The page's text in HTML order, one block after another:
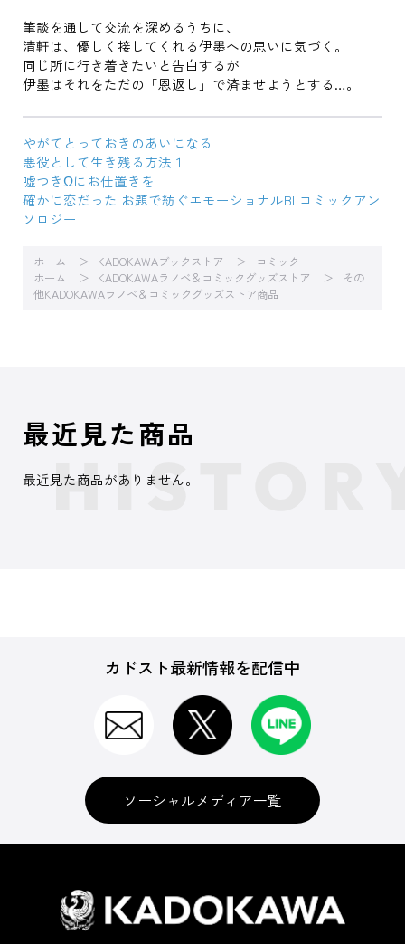
筆談を通して交流を深めるうちに、
清軒は、優しく接してくれる伊墨への思いに気づく。
同じ所に行き着きたいと告白するが
伊墨はそれをただの「恩返し」で済ませようとする…。
やがてとっておきのあいになる
悪役として生き残る方法１
嘘つきΩにお仕置きを
確かに恋だった お題で紡ぐエモーショナルBLコミックアン
ソロジー
ホーム KADOKAWAブックストア
コミック
ホーム
KADOKAWAラノベ＆コミックグッズストア
その
他KADOKAWAラノベ＆コミックグッズストア商品
最近見た商品
最近見た商品がありません。
カドスト最新情報を配信中
ソーシャルメディア一覧